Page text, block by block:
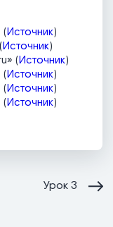
(Источник)
Источник)
(Источник)
(Источник)
(Источник)
(Источник)
Урок3